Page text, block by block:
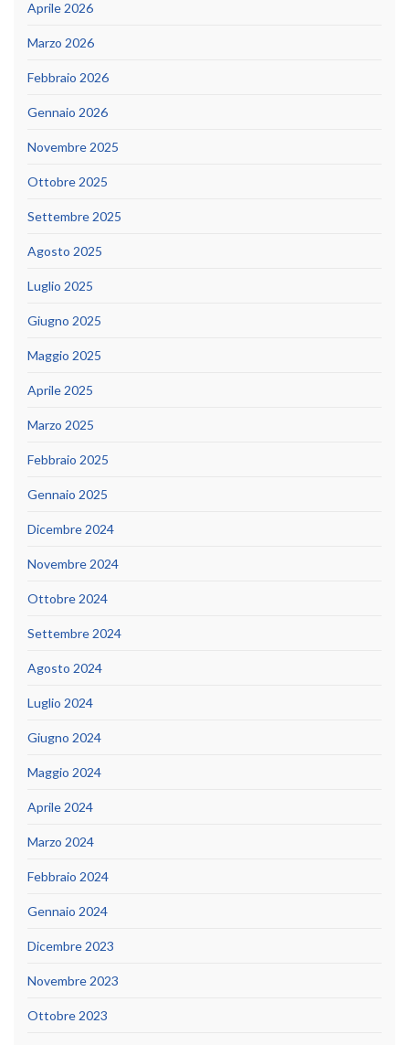
Aprile 2026
Marzo 2026
Febbraio 2026
Gennaio 2026
Novembre 2025
Ottobre 2025
Settembre 2025
Agosto 2025
Luglio 2025
Giugno 2025
Maggio 2025
Aprile 2025
Marzo 2025
Febbraio 2025
Gennaio 2025
Dicembre 2024
Novembre 2024
Ottobre 2024
Settembre 2024
Agosto 2024
Luglio 2024
Giugno 2024
Maggio 2024
Aprile 2024
Marzo 2024
Febbraio 2024
Gennaio 2024
Dicembre 2023
Novembre 2023
Ottobre 2023